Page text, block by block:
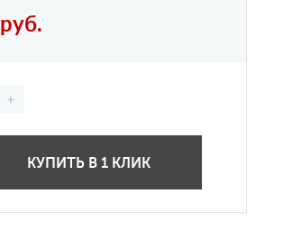
руб.
КУПИТЬ В 1 КЛИК